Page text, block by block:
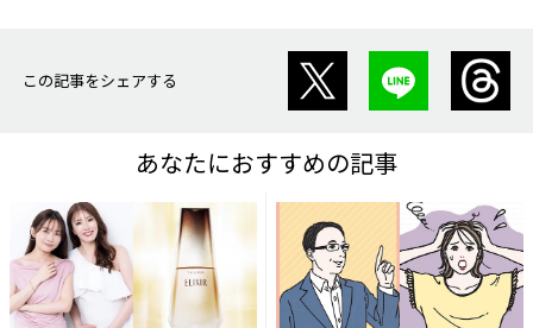
この記事をシェアする
あなたにおすすめの記事